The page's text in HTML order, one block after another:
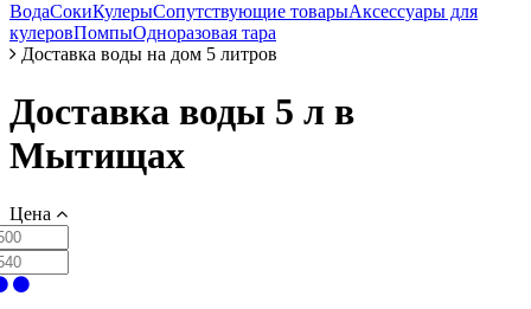
ВодаСокиКулерыСопутствующие товарыАксессуары для
кулеровПомпыОдноразовая тара
Доставка воды на дом 5 литров
Доставка воды 5 л в
Мытищах
Цена